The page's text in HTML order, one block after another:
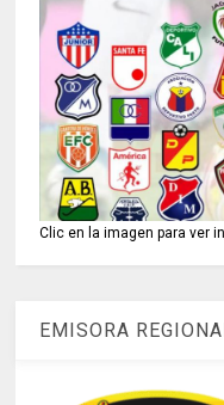
Clic en la imagen para ver
EMISORA